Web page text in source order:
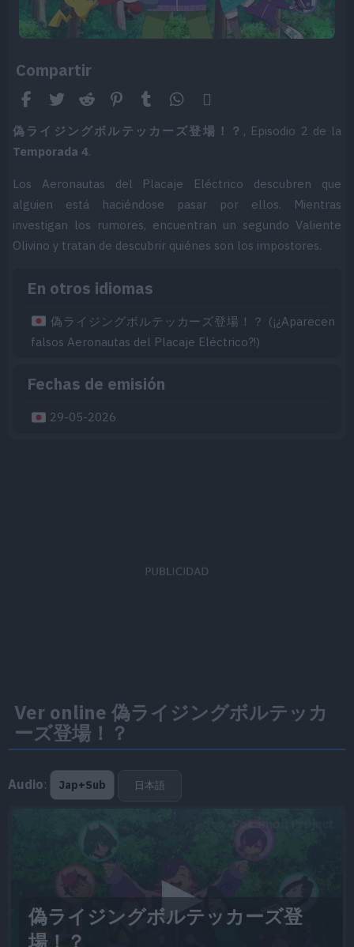
Compartir
FacebookTwitter / X
Reddit PinterestTumblr WhatsApp
偽ライジングボルテッカーズ登場！？ , Episodio 2 de la
Temporada 4.
Los Aeronautas del Placaje Eléctrico descubren que
alguien está haciéndose pasar por ellos. Mientras
investigan los rumores, encuentran un segundo Valiente
Olivino y tratan de descubrir quiénes son los impostores.
En otros idiomas
偽ライジングボルテッカーズ登場！？ (¡¿Aparecen
falsos Aeronautas del Placaje Eléctrico?!)
Fechas de emisión
29-05-2026
Ver online 偽ライジングボルテッカ
ーズ登場！？
Audio: Jap+Sub 日本語
Pokémon Project
偽ライジングボルテッカーズ登
場！？